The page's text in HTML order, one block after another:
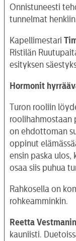
Onnistuneesti
tunnelmat
Kapellimestari
Ristilän
esityksen
Hormonit
Turon rooliin
roolihahmostaan
on ehdottoman
oppinut
ensin paska ulos,
osaa siis puhua
Rahkosella on
rohkeamminkin.
Reetta Vestmanin
kauniisti.